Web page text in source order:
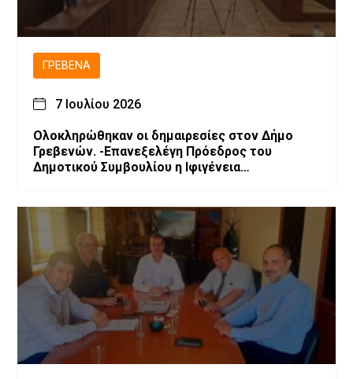
ΓΡΕΒΕΝΆ
7 Ιουλίου 2026
Ολοκληρώθηκαν οι δημαιρεσίες στον Δήμο
Γρεβενών. -Επανεξελέγη Πρόεδρος του
Δημοτικού Συμβουλίου η Ιφιγένεια